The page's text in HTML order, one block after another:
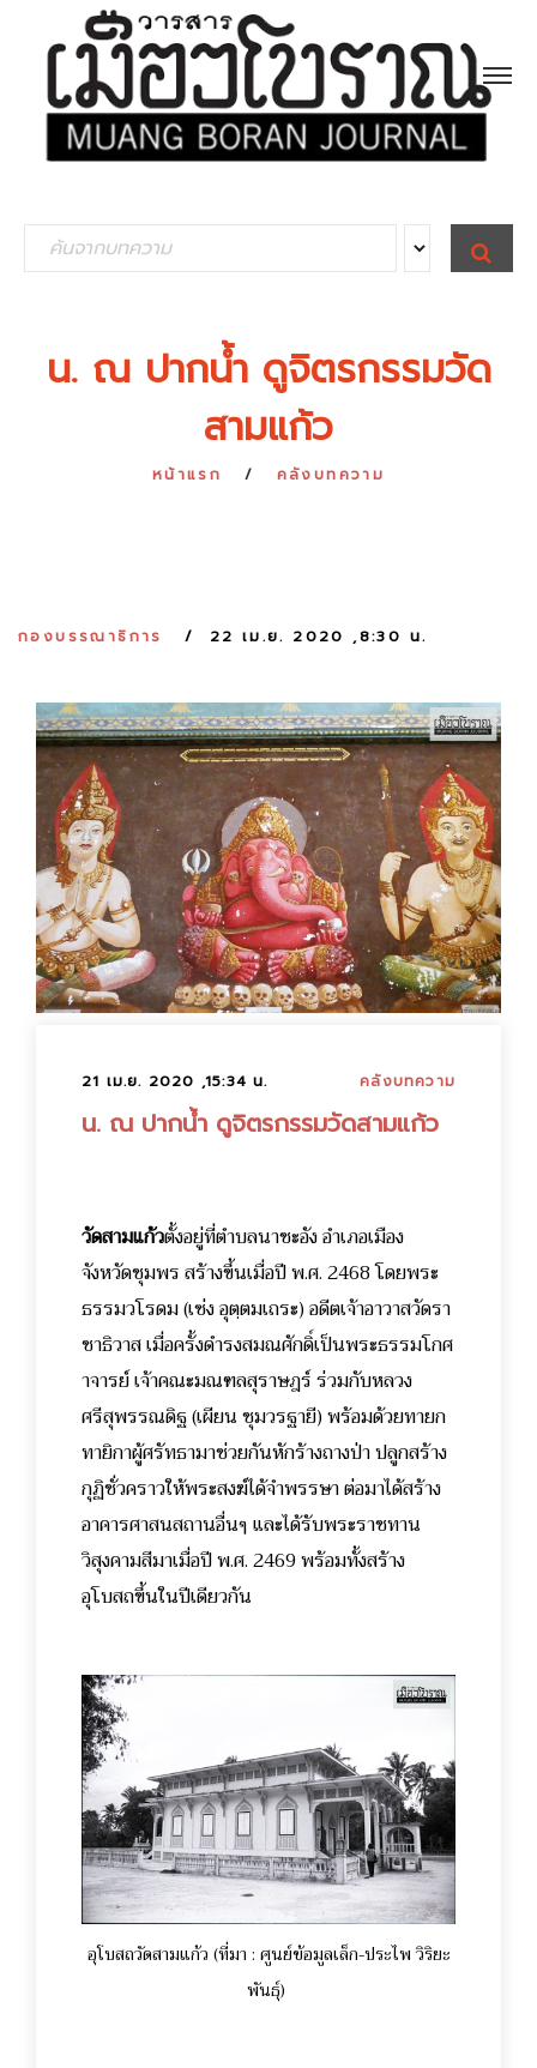
e
S
E
A
น. ณ ปากน้ำ ดูจิตรกรรมวัด
สามแก้ว
หน้าแรก คลังบทความ
กองบรรณาธิการ 22 เม.ย. 2020 ,8:30 น.
21 เม.ย. 2020 ,15:34 น. คลังบทความ
น. ณ ปากน้ำ ดูจิตรกรรมวัดสามแก้ว
วัดสามแก้วตั้งอยู่ที่ตำบลนาชะอัง อำเภอเมือง
จังหวัดชุมพร สร้างขึ้นเมื่อปี พ.ศ. 2468 โดยพระ
ธรรมวโรดม (เซ่ง อุตฺตมเถระ) อดีตเจ้าอาวาสวัดรา
ชาธิวาส เมื่อครั้งดำรงสมณศักดิ์เป็นพระธรรมโกศ
าจารย์ เจ้าคณะมณฑลสุราษฎร์ ร่วมกับหลวง
ศรีสุพรรณดิฐ (เผียน ชุมวรฐายี) พร้อมด้วยทายก
ทายิกาผู้ศรัทธามาช่วยกันหักร้างถางป่า ปลูกสร้าง
กุฏิชั่วคราวให้พระสงฆ์ได้จำพรรษา ต่อมาได้สร้าง
อาคารศาสนสถานอื่นๆ และได้รับพระราชทาน
วิสุงคามสีมาเมื่อปี พ.ศ. 2469 พร้อมทั้งสร้าง
อุโบสถขึ้นในปีเดียวกัน
อุโบสถวัดสามแก้ว (ที่มา : ศูนย์ข้อมูลเล็ก-ประไพ วิริยะ
พันธุ์)